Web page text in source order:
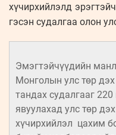
хүчирхийлэлд
гэсэн судалгаа олон
Эмэгтэйчүүдийн
Монголын улс төр
тандах судалгааг
явуулахад улс төр
хүчирхийлэл цахим